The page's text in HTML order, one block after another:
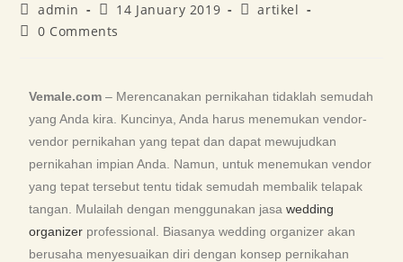
admin 14 January 2019
artikel
0 Comments
Vemale.com – Merencanakan pernikahan tidaklah semudah
yang Anda kira. Kuncinya, Anda harus menemukan vendor-
vendor pernikahan yang tepat dan dapat mewujudkan
pernikahan impian Anda. Namun, untuk menemukan vendor
yang tepat tersebut tentu tidak semudah membalik telapak
tangan. Mulailah dengan menggunakan jasawedding
organizer professional. Biasanya wedding organizer akan
berusaha menyesuaikan diri dengan konsep pernikahan